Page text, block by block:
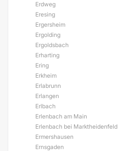
Erdweg
Eresing
Ergersheim
Ergolding
Ergoldsbach
Erharting
Ering
Erkheim
Erlabrunn
Erlangen
Erlbach
Erlenbach am Main
Erlenbach bei Marktheidenfeld
Ermershausen
Ernsgaden